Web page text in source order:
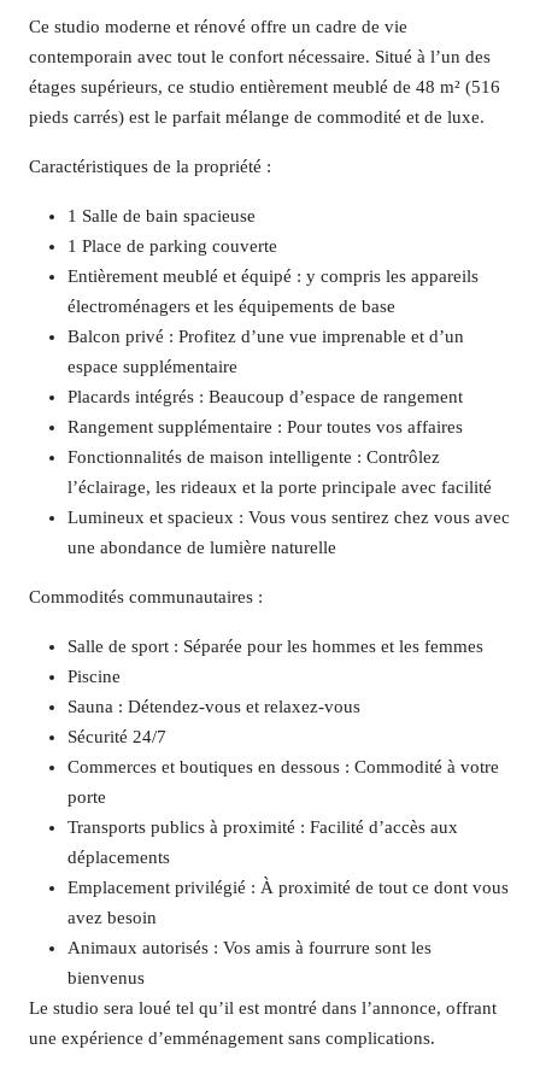
Ce studio moderne et rénové offre un cadre de vie
contemporain avec tout le confort nécessaire. Situé à l’un des
étages supérieurs, ce studio entièrement meublé de 48 m² (516
pieds carrés) est le parfait mélange de commodité et de luxe.
Caractéristiques de la propriété :
1 Salle de bain spacieuse
1 Place de parking couverte
Entièrement meublé et équipé : y compris les appareils
électroménagers et les équipements de base
Balcon privé : Profitez d’une vue imprenable et d’un
espace supplémentaire
Placards intégrés : Beaucoup d’espace de rangement
Rangement supplémentaire : Pour toutes vos affaires
Fonctionnalités de maison intelligente : Contrôlez
l’éclairage, les rideaux et la porte principale avec facilité
Lumineux et spacieux : Vous vous sentirez chez vous avec
une abondance de lumière naturelle
Commodités communautaires :
Salle de sport : Séparée pour les hommes et les femmes
Piscine
Sauna : Détendez-vous et relaxez-vous
Sécurité 24/7
Commerces et boutiques en dessous : Commodité à votre
porte
Transports publics à proximité : Facilité d’accès aux
déplacements
Emplacement privilégié : À proximité de tout ce dont vous
avez besoin
Animaux autorisés : Vos amis à fourrure sont les
bienvenus
Le studio sera loué tel qu’il est montré dans l’annonce, offrant
une expérience d’emménagement sans complications.